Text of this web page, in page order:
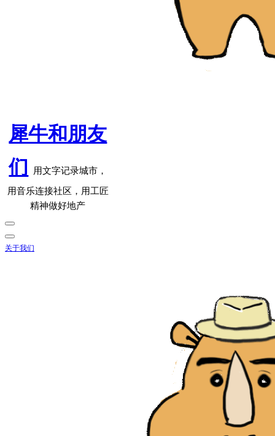
犀牛和朋友
们 用文字记录城市，
用音乐连接社区，用工匠
精神做好地产
关于我们